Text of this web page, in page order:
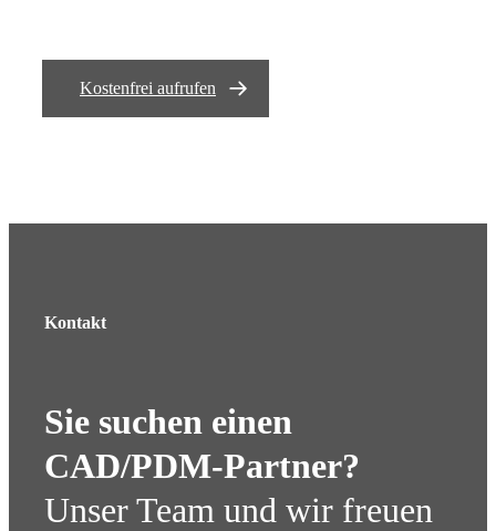
Kostenfrei aufrufen
Kontakt
Sie suchen einen
CAD/PDM-Partner?
Unser Team und wir freuen